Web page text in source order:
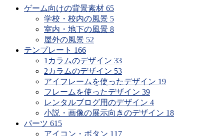
ゲーム向けの背景素材 65
学校・校内の風景 5
室内・地下の風景 8
屋外の風景 52
テンプレート 166
1カラムのデザイン 33
2カラムのデザイン 53
アイフレームを使ったデザイン 19
フレームを使ったデザイン 39
レンタルブログ用のデザイン 4
小説・画像の展示向きのデザイン 18
パーツ 615
アイコン・ボタン 117